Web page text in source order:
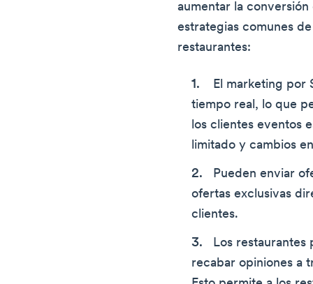
aumentar la conversión
estrategias comunes
restaurantes:
El marketing por
tiempo real, lo que
los clientes eventos
limitado y cambios
Pueden enviar
ofertas exclusivas
clientes.
Los restaurantes
recabar opiniones a